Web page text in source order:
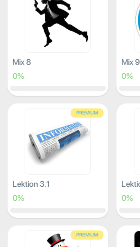
Mix 8
0%
Mix 9
0%
PREMIUM
Lektion 3.1
0%
0%
PREMIUM